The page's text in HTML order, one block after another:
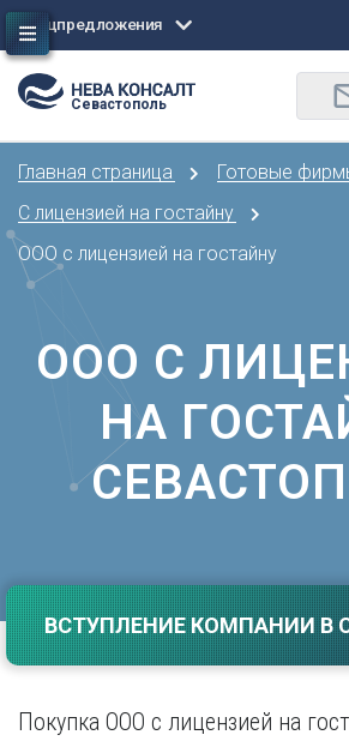
Москва
Санкт-Петербург
Астрахань
Барнаул
Белгород
Брянск
Владивосток
Владикавказ
Воронеж
Е
Екатеринбург
И
Спецпредложения
Севастополь
Главная страница
Готовые
С лицензией на гостайну
ООО с лицензией на гостайну
ООО С
НА
ВСТУПЛЕНИЕ КОМПАНИИ В
Покупка ООО с лицензией на